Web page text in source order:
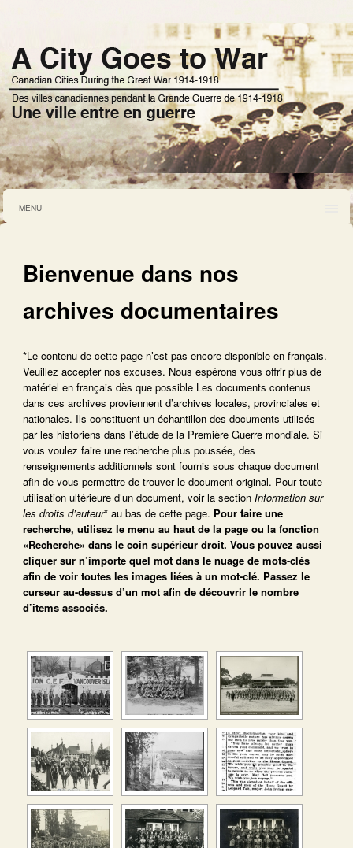
MENU
Bienvenue dans nos
archives documentaires
*Le contenu de cette page n’est pas encore disponible en français.
Veuillez accepter nos excuses. Nous espérons vous offrir plus de
matériel en français dès que possible Les documents contenus
dans ces archives proviennent d’archives locales, provinciales et
nationales. Ils constituent un échantillon des documents utilisés
par les historiens dans l’étude de la Première Guerre mondiale. Si
vous voulez faire une recherche plus poussée, des
renseignements additionnels sont fournis sous chaque document
afin de vous permettre de trouver le document original. Pour toute
utilisation ultérieure d’un document, voir la section Information sur
les droits d’auteur* au bas de cette page. Pour faire une
recherche, utilisez le menu au haut de la page ou la fonction
«Recherche» dans le coin supérieur droit. Vous pouvez aussi
cliquer sur n’importe quel mot dans le nuage de mots-clés
afin de voir toutes les images liées à un mot-clé. Passez le
curseur au-dessus d’un mot afin de découvrir le nombre
d’items associés.